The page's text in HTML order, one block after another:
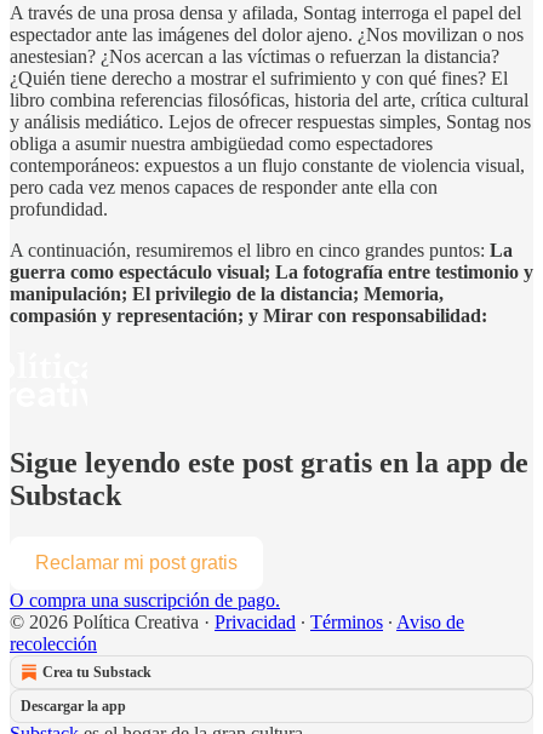
A través de una prosa densa y afilada, Sontag interroga el papel del
espectador ante las imágenes del dolor ajeno. ¿Nos movilizan o nos
anestesian? ¿Nos acercan a las víctimas o refuerzan la distancia?
¿Quién tiene derecho a mostrar el sufrimiento y con qué fines? El
libro combina referencias filosóficas, historia del arte, crítica cultural
y análisis mediático. Lejos de ofrecer respuestas simples, Sontag nos
obliga a asumir nuestra ambigüedad como espectadores
contemporáneos: expuestos a un flujo constante de violencia visual,
pero cada vez menos capaces de responder ante ella con
profundidad.
A continuación, resumiremos el libro en cinco grandes puntos: La
guerra como espectáculo visual; La fotografía entre testimonio y
manipulación; El privilegio de la distancia; Memoria,
compasión y representación; y Mirar con responsabilidad:
Sigue leyendo este post gratis en la app de
Substack
Reclamar mi post gratis
O compra una suscripción de pago.
© 2026 Política Creativa · Privacidad ∙ Términos ∙ Aviso de
recolección
Crea tu Substack
Descargar la app